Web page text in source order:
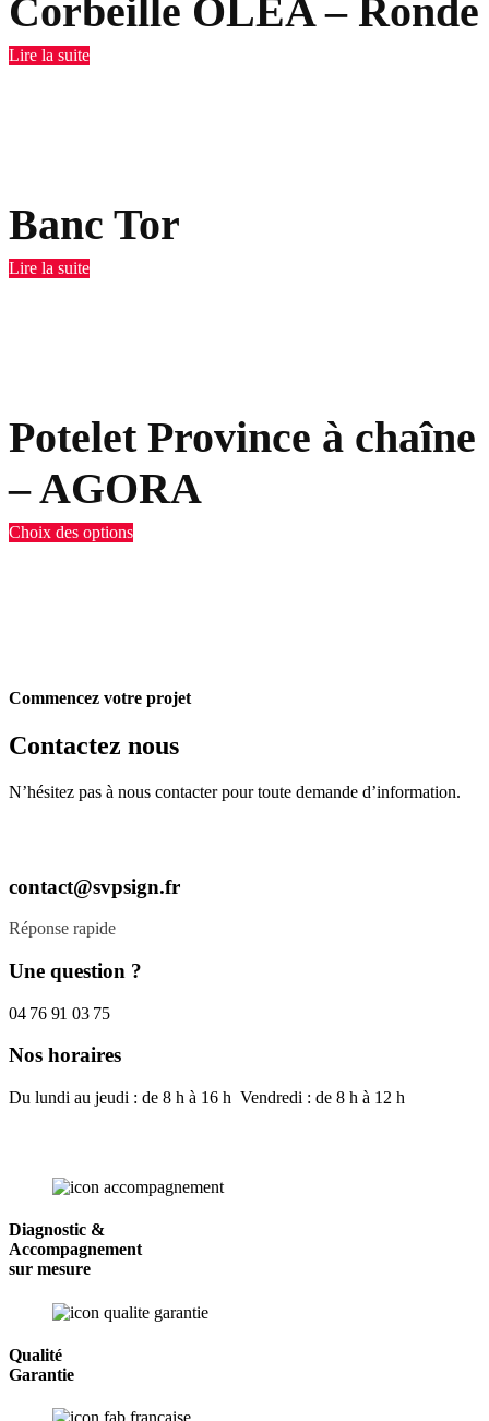
Corbeille OLEA – Ronde
Lire la suite
Banc Tor
Lire la suite
Potelet Province à chaîne
– AGORA
Choix des options
Commencez votre projet
Contactez nous
N’hésitez pas à nous contacter pour toute demande d’information.
contact@svpsign.fr
Réponse rapide
Une question ?
04 76 91 03 75
Nos horaires
Du lundi au jeudi : de 8 h à 16 h Vendredi : de 8 h à 12 h
Diagnostic &
Accompagnement
sur mesure
Qualité
Garantie